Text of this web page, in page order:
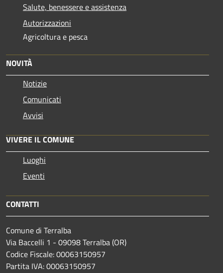
Salute, benessere e assistenza
Autorizzazioni
Agricoltura e pesca
NOVITÀ
Notizie
Comunicati
Avvisi
VIVERE IL COMUNE
Luoghi
Eventi
CONTATTI
Comune di Terralba
Via Baccelli 1 - 09098 Terralba (OR)
Codice Fiscale: 00063150957
Partita IVA: 00063150957